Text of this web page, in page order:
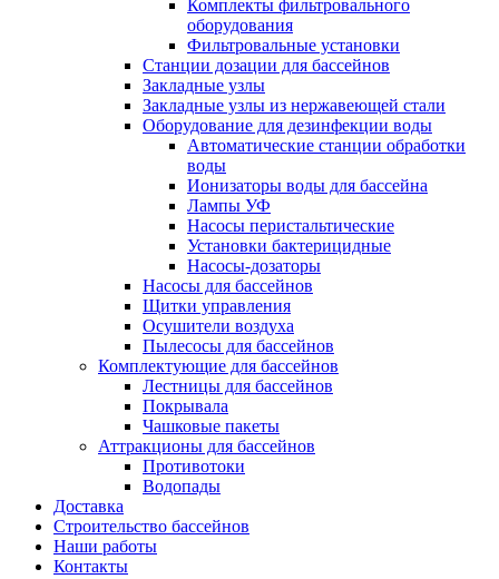
Комплекты фильтровального
оборудования
Фильтровальные установки
Станции дозации для бассейнов
Закладные узлы
Закладные узлы из нержавеющей стали
Оборудование для дезинфекции воды
Автоматические станции обработки
воды
Ионизаторы воды для бассейна
Лампы УФ
Насосы перистальтические
Установки бактерицидные
Насосы-дозаторы
Насосы для бассейнов
Щитки управления
Осушители воздуха
Пылесосы для бассейнов
Комплектующие для бассейнов
Лестницы для бассейнов
Покрывала
Чашковые пакеты
Аттракционы для бассейнов
Противотоки
Водопады
Доставка
Строительство бассейнов
Наши работы
Контакты